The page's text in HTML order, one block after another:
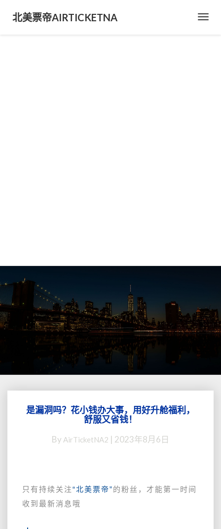
北美票帝AIRTICKETNA
是
漏
吗？
办
是漏洞吗？花小钱办大事，用好升舱福利，
舒服又省钱！
By AirTicketNA2 2023年8月6日
只有持续关注“北美票帝”的粉丝，才能第一时间
收到最新消息哦